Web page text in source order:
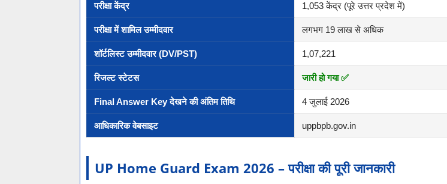
परीक्षा केंद्र 1,053 केंद्र (पूरे उत्तर प्रदेश में)
परीक्षा में शामिल उम्मीदवार लगभग 19 लाख से अधिक
शॉर्टलिस्ट उम्मीदवार (DV/PST) 1,07,221
रिजल्ट स्टेटस जारी हो गया ✅
Final Answer Key देखने की अंतिम तिथि 4 जुलाई 2026
आधिकारिक वेबसाइट uppbpb.gov.in
UP Home Guard Exam 2026 – परीक्षा की पूरी जानकारी